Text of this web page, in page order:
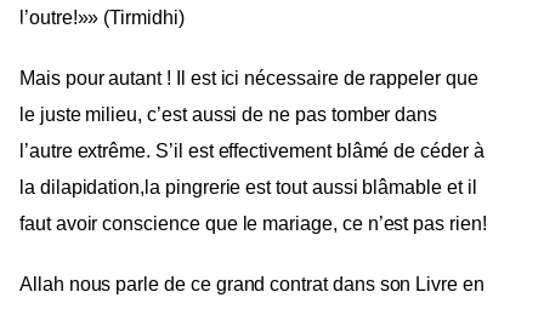
l’outre!»» (Tirmidhi)
Mais pour autant ! Il est ici nécessaire de rappeler que
le juste milieu, c’est aussi de ne pas tomber dans
l’autre extrême. S’il est effectivement blâmé de céder à
la dilapidation,la pingrerie est tout aussi blâmable et il
faut avoir conscience que le mariage, ce n’est pas rien!
Allah nous parle de ce grand contrat dans son Livre en